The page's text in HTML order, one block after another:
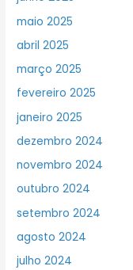
maio 2025
abril 2025
março 2025
fevereiro 2025
janeiro 2025
dezembro 2024
novembro 2024
outubro 2024
setembro 2024
agosto 2024
julho 2024